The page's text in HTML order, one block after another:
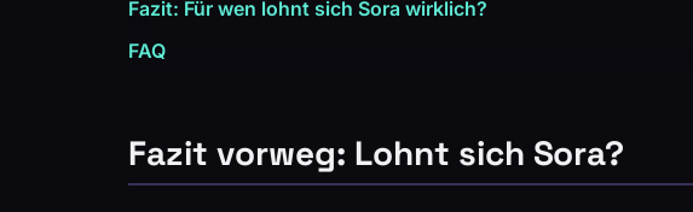
Fazit: Für wen lohnt sich Sora wirklich?
FAQ
Fazit vorweg: Lohnt sich Sora?